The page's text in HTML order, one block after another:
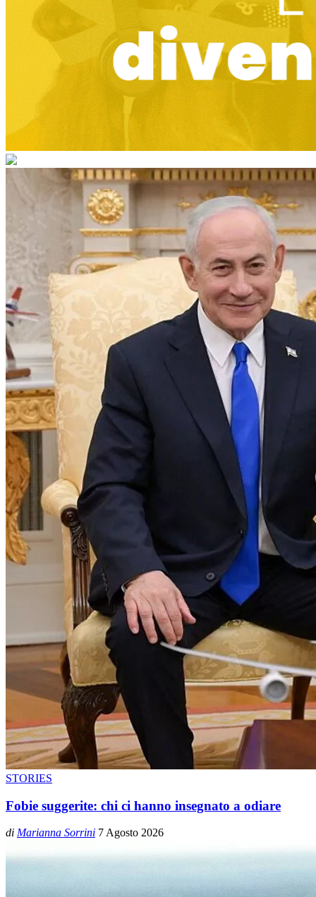
STORIES
Fobie suggerite: chi ci hanno insegnato a odiare
di Marianna Sorrini 7 Agosto 2026